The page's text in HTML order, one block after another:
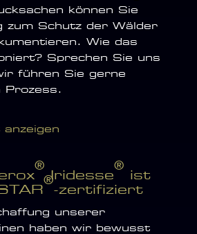
können Sie
zum Schutz der Wälder
Wie das
Sprechen Sie uns
führen Sie gerne
Prozess.
®
Iridesse
®
ist
®
-zertifiziert
unserer
haben wir bewusst